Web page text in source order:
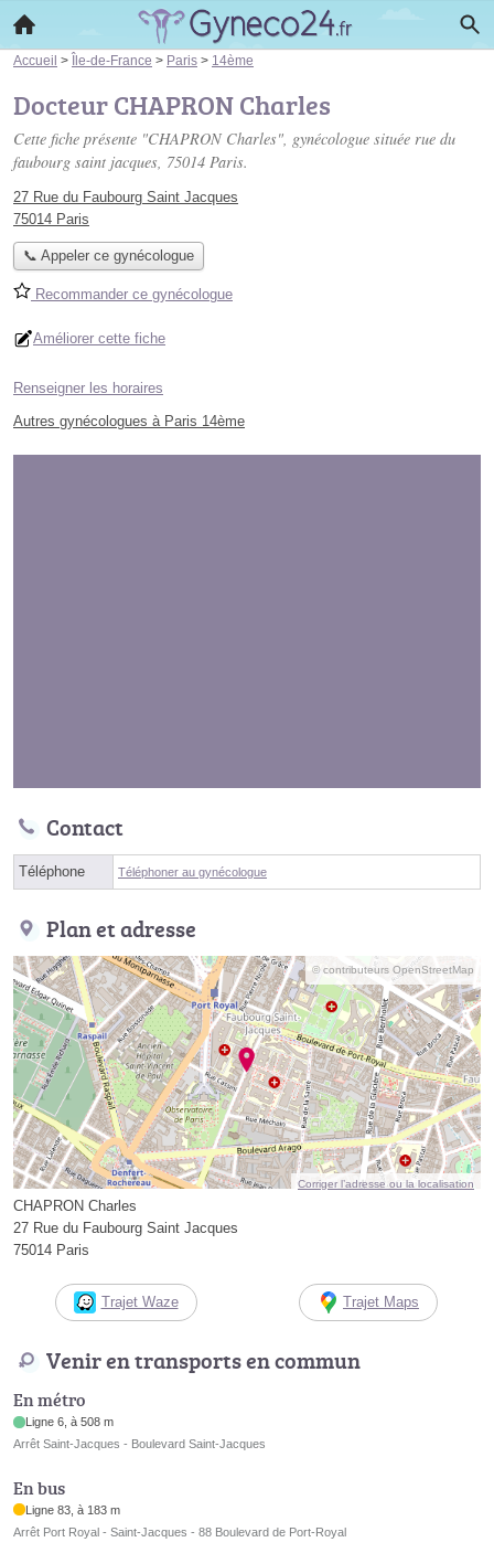
Accueil > Île-de-France > Paris > 14ème
Docteur CHAPRON Charles
Cette fiche présente "CHAPRON Charles", gynécologue située rue du
faubourg saint jacques, 75014 Paris.
27 Rue du Faubourg Saint Jacques
75014 Paris
📞 Appeler ce gynécologue
Recommander ce gynécologue
Améliorer cette fiche
Renseigner les horaires
Autres gynécologues à Paris 14ème
Contact
Téléphone Téléphoner au gynécologue
Plan et adresse
© contributeurs OpenStreetMap
Corriger l’adresse ou la localisation
CHAPRON Charles
27 Rue du Faubourg Saint Jacques
75014 Paris
Trajet Waze Trajet Maps
Venir en transports en commun
En métro
Ligne 6, à 508 m
Arrêt Saint-Jacques - Boulevard Saint-Jacques
En bus
Ligne 83, à 183 m
Arrêt Port Royal - Saint-Jacques - 88 Boulevard de Port-Royal